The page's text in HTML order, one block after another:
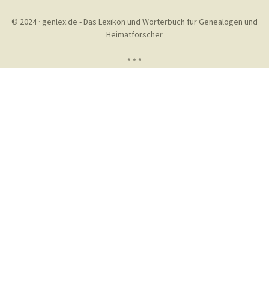
© 2024 · genlex.de - Das Lexikon und Wörterbuch für Genealogen und
Heimatforscher
* * *